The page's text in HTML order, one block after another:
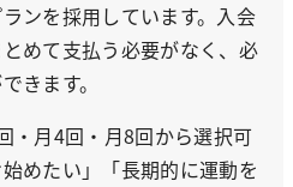
ンを採用しています。入会
めて支払う必要がなく、必
きます。
・月4回・月8回から選択可
めたい」「長期的に運動を